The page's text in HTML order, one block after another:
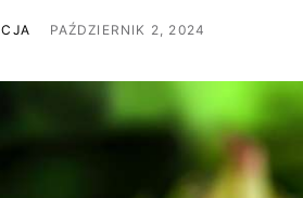
PAŹDZIERNIK 2, 2024